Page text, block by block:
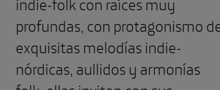
profundas, con protagonismo
exquisitas melodías indie-
nórdicas, aullidos y armonías